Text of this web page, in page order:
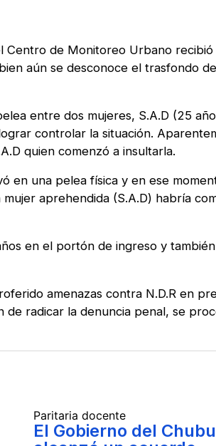
Centro de Monitoreo Urbano
aún se desconoce el trasfondo
entre dos mujeres, S.A.D (25
controlar la situación.
quien comenzó a insultarla.
en una pelea física y en ese
aprehendida (S.A.D) habría
en el portón de ingreso y
amenazas contra N.D.R en
de radicar la denuncia penal, se
Paritaria docente
El Gobierno del